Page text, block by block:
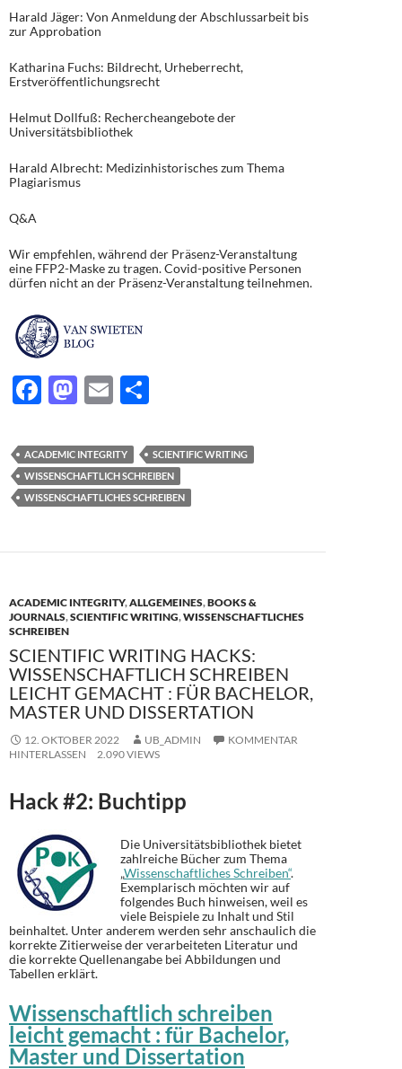
Harald Jäger: Von Anmeldung der Abschlussarbeit bis
zur Approbation
Katharina Fuchs: Bildrecht, Urheberrecht,
Erstveröffentlichungsrecht
Helmut Dollfuß: Rechercheangebote der
Universitätsbibliothek
Harald Albrecht: Medizinhistorisches zum Thema
Plagiarismus
Q&A
Wir empfehlen, während der Präsenz-Veranstaltung
eine FFP2-Maske zu tragen. Covid-positive Personen
dürfen nicht an der Präsenz-Veranstaltung teilnehmen.
F
e
b
o
k
M
to
d
o
E
ail le
n
ACADEMIC INTEGRITY
SCIENTIFIC WRITING
WISSENSCHAFTLICH SCHREIBEN
WISSENSCHAFTLICHES SCHREIBEN
ACADEMIC INTEGRITY,ALLGEMEINES,BOOKS &
JOURNALS,SCIENTIFIC WRITING,WISSENSCHAFTLICHES
SCHREIBEN
SCIENTIFIC WRITING HACKS:
WISSENSCHAFTLICH SCHREIBEN
LEICHT GEMACHT : FÜR BACHELOR,
MASTER UND DISSERTATION
12. OKTOBER 2022 UB_ADMIN
KOMMENTAR
HINTERLASSEN
2.090 VIEWS
Hack #2: Buchtipp
Die Universitätsbibliothek bietet
zahlreiche Bücher zum Thema
„Wissenschaftliches Schreiben“.
Exemplarisch möchten wir auf
folgendes Buch hinweisen, weil es
viele Beispiele zu Inhalt und Stil
beinhaltet. Unter anderem werden sehr anschaulich die
korrekte Zitierweise der verarbeiteten Literatur und
die korrekte Quellenangabe bei Abbildungen und
Tabellen erklärt.
Wissenschaftlich schreiben
leicht gemacht : für Bachelor,
Master und Dissertation